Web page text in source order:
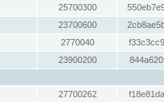
25700300
23700600
2770040
23900200
27700262